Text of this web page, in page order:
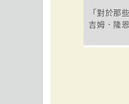
「對於那
吉姆．隆